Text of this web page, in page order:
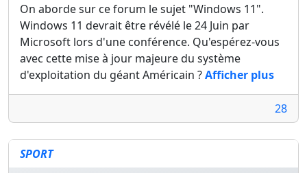
On aborde sur ce forum le sujet "Windows 11".
Windows 11 devrait être révélé le 24 Juin par
Microsoft lors d'une conférence. Qu'espérez-vous
avec cette mise à jour majeure du système
d'exploitation du géant Américain ?Afficher plus
28
SPORT